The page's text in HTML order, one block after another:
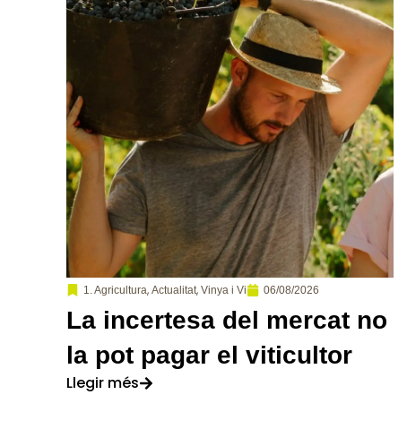
1. Agricultura, Actualitat, Vinya i Vi 06/08/2026
La incertesa del mercat no
la pot pagar el viticultor
Llegir més